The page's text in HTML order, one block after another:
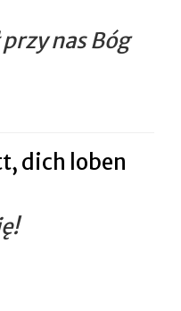
przy nas Bóg
dich loben